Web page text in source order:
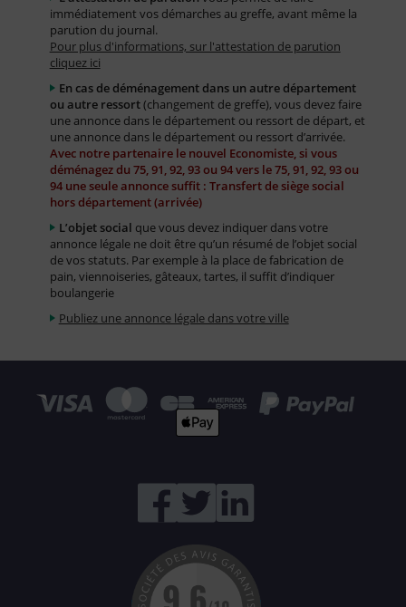
immédiatement vos démarches au greffe, avant même la
parution du journal.
Pour plus d'informations, sur l'attestation de parution
cliquez ici
En cas de déménagement dans un autre département
ou autre ressort(changement de greffe), vous devez faire
une annonce dans le département ou ressort de départ, et
une annonce dans le département ou ressort d’arrivée.
Avec notre partenaire le nouvel Economiste, si vous
déménagez du 75, 91, 92, 93 ou 94 vers le 75, 91, 92, 93 ou
94 une seule annonce suffit : Transfert de siège social
hors département (arrivée)
L’objet social que vous devez indiquer dans votre
annonce légale ne doit être qu’un résumé de l’objet social
de vos statuts. Par exemple à la place de fabrication de
pain, viennoiseries, gâteaux, tartes, il suffit d’indiquer
boulangerie
Publiez une annonce légale dans votre ville